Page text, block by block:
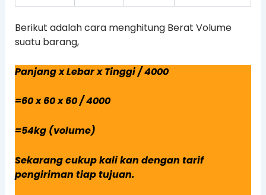
Berikut adalah cara menghitung Berat Volume
suatu barang,
Panjang x Lebar x Tinggi / 4000
=60 x 60 x 60 / 4000
=54kg (volume)
Sekarang cukup kali kan dengan tarif
pengiriman tiap tujuan.